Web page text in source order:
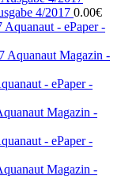
4/2017 0.00€
Aquanaut - ePaper -
Aquanaut Magazin -
- ePaper -
Magazin -
- ePaper -
Magazin -